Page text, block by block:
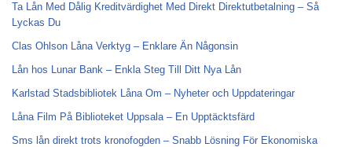
Ta Lån Med Dålig Kreditvärdighet Med Direkt Direktutbetalning – Så
Lyckas Du
Clas Ohlson Låna Verktyg – Enklare Än Någonsin
Lån hos Lunar Bank – Enkla Steg Till Ditt Nya Lån
Karlstad Stadsbibliotek Låna Om – Nyheter och Uppdateringar
Låna Film På Biblioteket Uppsala – En Upptäcktsfärd
Sms lån direkt trots kronofogden – Snabb Lösning För Ekonomiska